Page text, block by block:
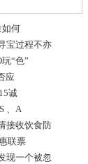
如何
宝过程不亦
“色”
应
诚
、A
接收饮食防
联票
现一个被忽